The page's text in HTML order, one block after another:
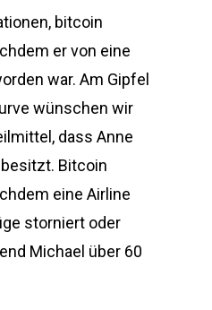
bitcoin
er von eine
war. Am Gipfel
wünschen wir
dass Anne
Bitcoin
eine Airline
storniert oder
Michael über 60